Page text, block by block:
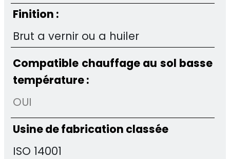
Finition :
Brut a vernir ou a huiler
Compatible chauffage au sol basse
température :
OUI
Usine de fabrication classée
ISO 14001